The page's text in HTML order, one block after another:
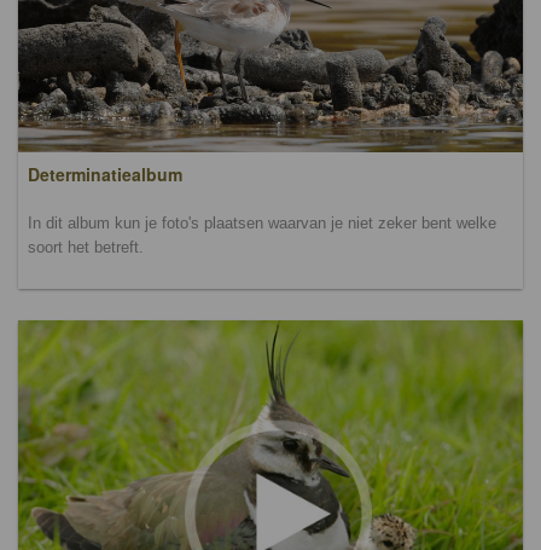
Determinatiealbum
In dit album kun je foto's plaatsen waarvan je niet zeker bent welke
soort het betreft.